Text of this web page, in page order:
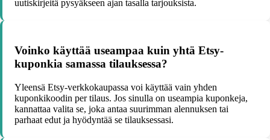
uutiskirjeitä pysyäkseen ajan tasalla tarjouksista.
Voinko käyttää useampaa kuin yhtä Etsy-
kuponkia samassa tilauksessa?
Yleensä Etsy-verkkokaupassa voi käyttää vain yhden
kuponkikoodin per tilaus. Jos sinulla on useampia kuponkeja,
kannattaa valita se, joka antaa suurimman alennuksen tai
parhaat edut ja hyödyntää se tilauksessasi.